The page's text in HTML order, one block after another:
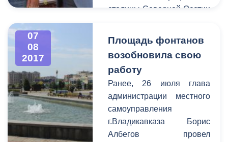
показателей финансово-
обсудить планы
дальнейшей работы и
вектор развития
муниципальных
предприятий.
столицы Северной Осетии
07
08
2017
Площадь фонтанов
возобновила свою
работу
Ранее, 26 июля глава
администрации местного
самоуправления
г.Владикавказа Борис
Албегов провел